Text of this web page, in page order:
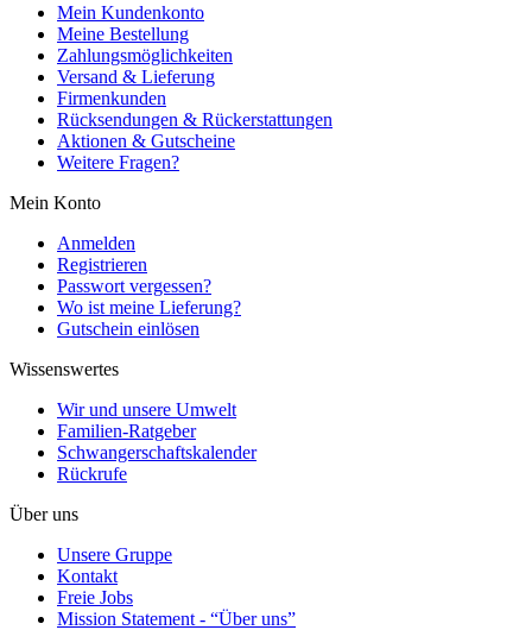
Mein Kundenkonto
Meine Bestellung
Zahlungsmöglichkeiten
Versand & Lieferung
Firmenkunden
Rücksendungen & Rückerstattungen
Aktionen & Gutscheine
Weitere Fragen?
Mein Konto
Anmelden
Registrieren
Passwort vergessen?
Wo ist meine Lieferung?
Gutschein einlösen
Wissenswertes
Wir und unsere Umwelt
Familien-Ratgeber
Schwangerschaftskalender
Rückrufe
Über uns
Unsere Gruppe
Kontakt
Freie Jobs
Mission Statement - “Über uns”